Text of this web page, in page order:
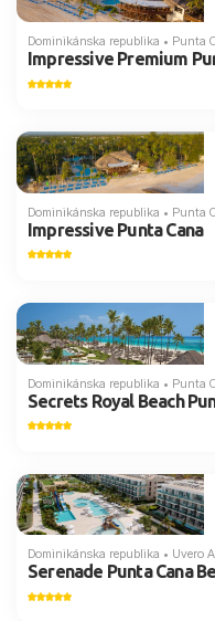
Dominikánska republika • Punta
Impressive Premium
Dominikánska republika • Punta
Impressive Punta Cana
Dominikánska republika • Punta
Secrets Royal Beach
Dominikánska republika • Uvero
Serenade Punta Cana